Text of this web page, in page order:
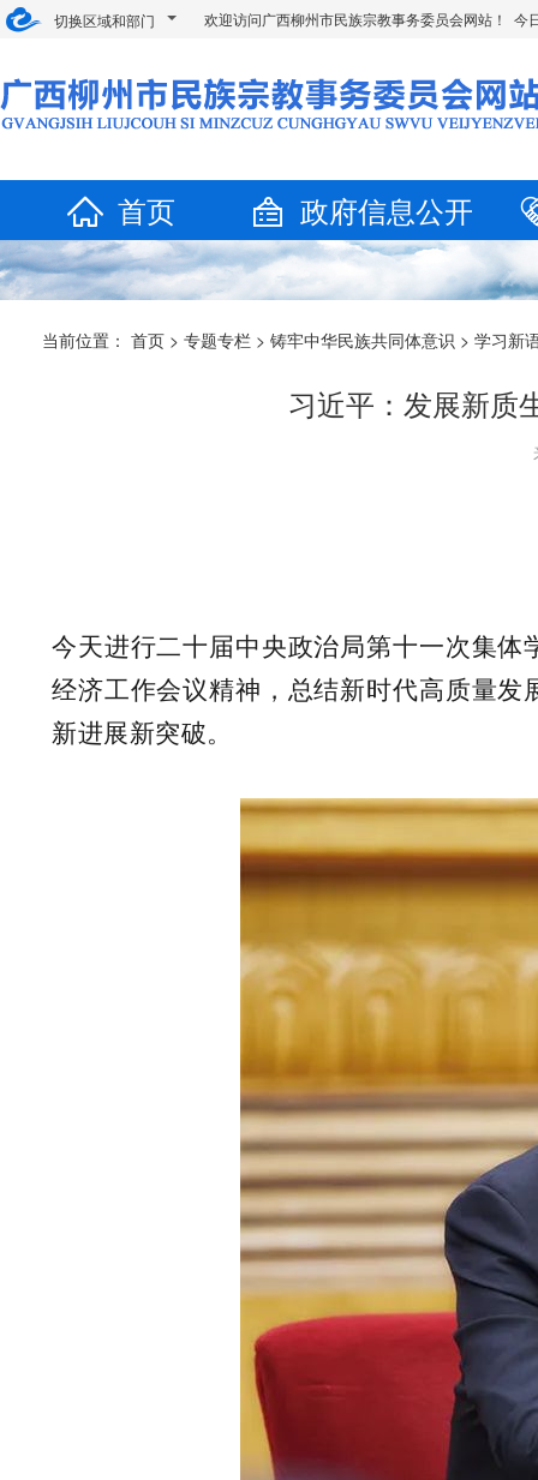
切换区域和部门 欢迎访问广西柳州市民族宗教事务委员会网站！ 今
首页 政府信息公开
当前位置： 首页 > 专题专栏 > 铸牢中华民族共同体意识 > 学习新
习近平：发展新质
今天进行二十届中央政治局第十一次集
经济工作会议精神，总结新时代高质量
新进展新突破。